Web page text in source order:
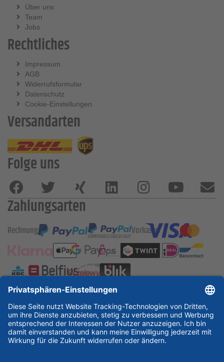
Über uns
Team
Jobs
Rechtliches
Impressum
AGB
Widerrufsformular
Datenschutz
Cookie-Einstellungen
Versandarten
Folge uns
Zahlungsarten
Rechnung Vorkasse
ESSKA International
new
new new